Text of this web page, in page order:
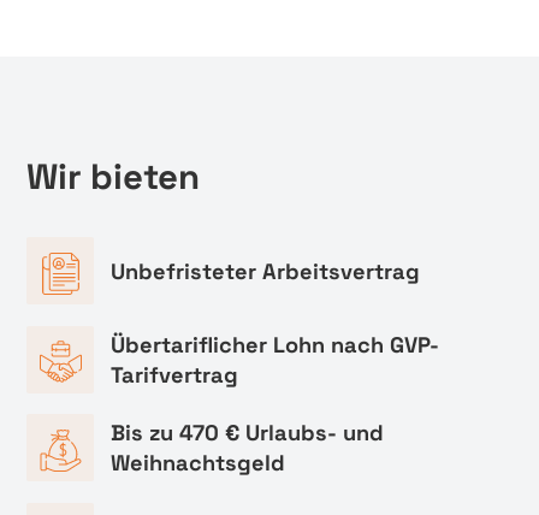
Wir bieten
Unbefristeter Arbeitsvertrag
Übertariflicher Lohn nach GVP-
Tarifvertrag
Bis zu 470 € Urlaubs- und
Weihnachtsgeld